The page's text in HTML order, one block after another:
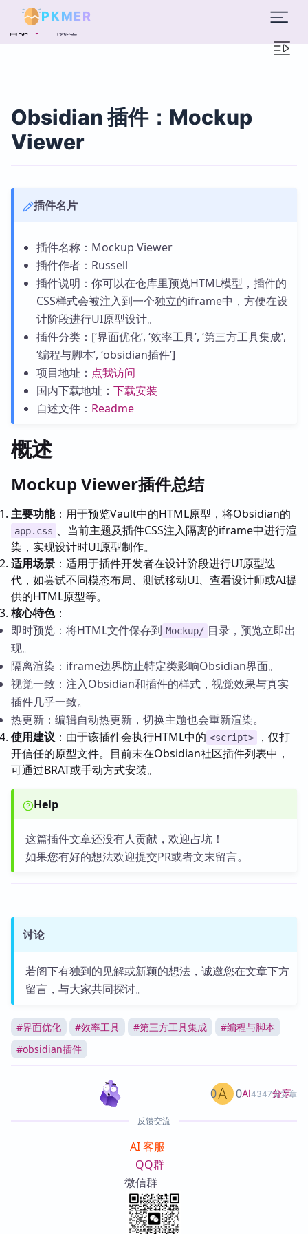
PKMER
目录 概述
Obsidian 插件：Mockup
Viewer
插件名片
插件名称：Mockup Viewer
插件作者：Russell
插件说明：你可以在仓库里预览HTML模型，插件的
CSS样式会被注入到一个独立的iframe中，方便在设
计阶段进行UI原型设计。
插件分类：[‘界面优化’, ‘效率工具’, ‘第三方工具集成’,
‘编程与脚本’, ‘obsidian插件’]
项目地址： 点我访问
国内下载地址： 下载安装
自述文件： Readme
概述
Mockup Viewer插件总结
主要功能：用于预览Vault中的HTML原型，将Obsidian的
app.css 、当前主题及插件CSS注入隔离的iframe中进行渲
染，实现设计时UI原型制作。
适用场景 ：适用于插件开发者在设计阶段进行UI原型迭
代，如尝试不同模态布局、测试移动UI、查看设计师或AI提
供的HTML原型等。
核心特色：
即时预览：将HTML文件保存到 Mockup/ 目录，预览立即出
现。
隔离渲染：iframe边界防止特定类影响Obsidian界面。
视觉一致：注入Obsidian和插件的样式，视觉效果与真实
插件几乎一致。
热更新：编辑自动热更新，切换主题也会重新渲染。
使用建议 ：由于该插件会执行HTML中的 <script>
，仅打
开信任的原型文件。目前未在Obsidian社区插件列表中，
可通过BRAT或手动方式安装。
Help
这篇插件文章还没有人贡献，欢迎占坑！
如果您有好的想法欢迎提交PR或者文末留言。
讨论
若阁下有独到的见解或新颖的想法，诚邀您在文章下方
留言，与大家共同探讨。
#界面优化 #效率工具 #第三方工具集成 #编程与脚本
#obsidian插件
AI4347篇文章
0 0 分享
反馈交流
AI 客服
QQ群
微信群